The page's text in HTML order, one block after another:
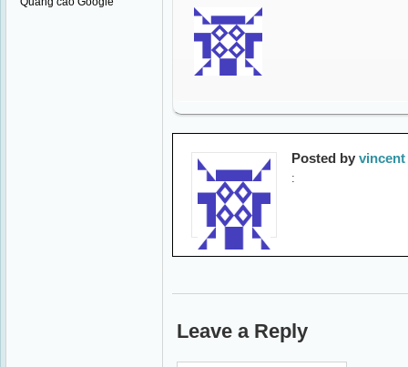
Posted by vincent
:
Leave a Reply